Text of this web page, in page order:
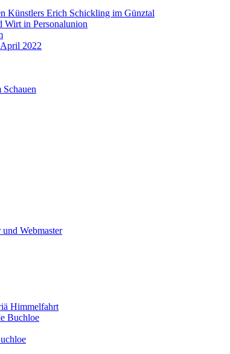
Künstlers Erich Schickling im Günztal
Wirt in Personalunion
2022
Webmaster
Himmelfahrt
Buchloe